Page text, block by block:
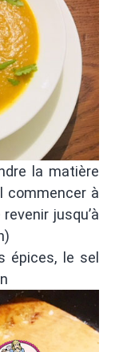
la matière
commencer à
jusqu’à
épices, le sel